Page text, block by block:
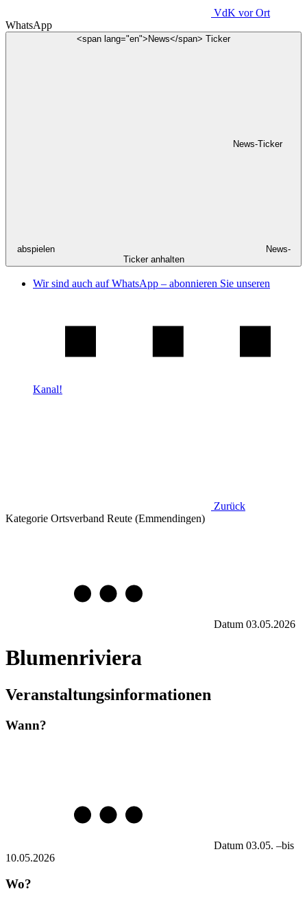
VdK vor Ort
WhatsApp
<span lang="en">News</span> Ticker
News-Ticker
abspielen
News-
Ticker anhalten
Wir sind auch auf WhatsApp – abonnieren Sie unseren
Kanal!
Zurück
Kategorie Ortsverband Reute (Emmendingen)
Datum 03.05.2026
Blumenriviera
Veranstaltungsinformationen
Wann?
Datum 03.05. –bis
10.05.2026
Wo?